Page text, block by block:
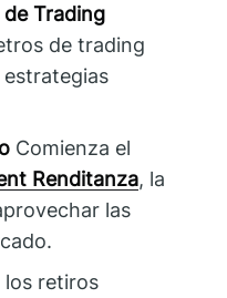
Trading
de trading
Comienza el
Renditanza, la
las
los retiros